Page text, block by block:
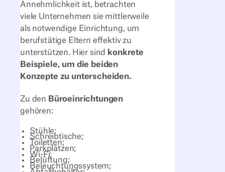
Annehmlichkeit ist, betrachten
viele Unternehmen sie mittlerweile
als notwendige Einrichtung, um
berufstätige Eltern effektiv zu
unterstützen. Hier sind
konkrete
Beispiele, um die beiden
Konzepte zu unterscheiden.
Zu den Büroeinrichtungen
gehören:
Stühle;
Schreibtische;
Toiletten;
Parkplätzen;
Wi-Fi;
Belüftung;
Beleuchtungssystem;